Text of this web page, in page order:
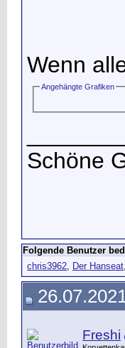
Wenn
Angehängte Grafiken
Schöne
Folgende Benutzer
chris3962, Der Hanseat,
Freshi